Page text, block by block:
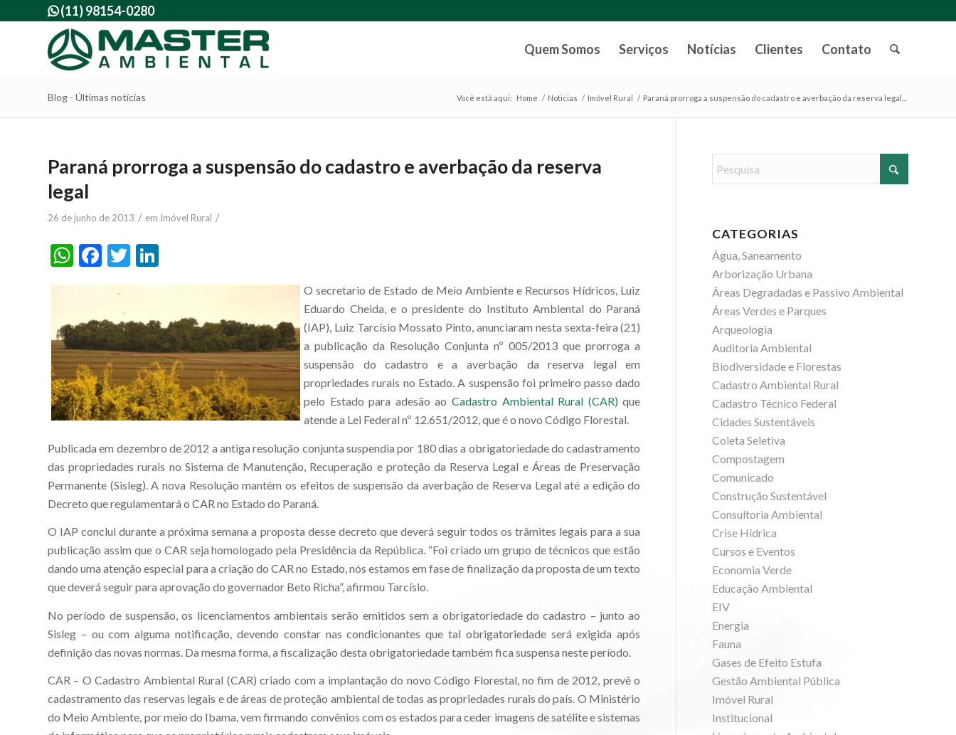
(11) 98154-0280
Quem Somos Serviços Notícias Clientes Contato
Blog - Últimas notícias Você está aqui: Home / Noticias / Imóvel Rural / Paraná prorroga a suspensão do cadastro e averbação da reserva legal...
Paraná prorroga a suspensão do cadastro e averbação da reserva
legal
26 de junho de 2013 / em Imóvel Rural /
WhatsApp
Facebook
Twitter
O secretario de Estado de Meio Ambiente e Recursos Hídricos, Luiz
Eduardo Cheida, e o presidente do Instituto Ambiental do Paraná
(IAP), Luiz Tarcísio Mossato Pinto, anunciaram nesta sexta-feira (21)
a publicação da Resolução Conjunta nº 005/2013 que prorroga a
suspensão do cadastro e a averbação da reserva legal em
propriedades rurais no Estado. A suspensão foi primeiro passo dado
pelo Estado para adesão ao Cadastro Ambiental Rural (CAR)que
atende a Lei Federal nº 12.651/2012, que é o novo Código Florestal.
Publicada em dezembro de 2012 a antiga resolução conjunta suspendia por 180 dias a obrigatoriedade do cadastramento
das propriedades rurais no Sistema de Manutenção, Recuperação e proteção da Reserva Legal e Áreas de Preservação
Permanente (Sisleg). A nova Resolução mantém os efeitos de suspensão da averbação de Reserva Legal até a edição do
Decreto que regulamentará o CAR no Estado do Paraná.
O IAP conclui durante a próxima semana a proposta desse decreto que deverá seguir todos os trâmites legais para a sua
publicação assim que o CAR seja homologado pela Presidência da República. “Foi criado um grupo de técnicos que estão
dando uma atenção especial para a criação do CAR no Estado, nós estamos em fase de finalização da proposta de um texto
que deverá seguir para aprovação do governador Beto Richa”, afirmou Tarcísio.
No período de suspensão, os licenciamentos ambientais serão emitidos sem a obrigatoriedade do cadastro – junto ao
Sisleg – ou com alguma notificação, devendo constar nas condicionantes que tal obrigatoriedade será exigida após
definição das novas normas. Da mesma forma, a fiscalização desta obrigatoriedade também fica suspensa neste período.
CAR – O Cadastro Ambiental Rural (CAR) criado com a implantação do novo Código Florestal, no fim de 2012, prevê o
cadastramento das reservas legais e de áreas de proteção ambiental de todas as propriedades rurais do país. O Ministério
do Meio Ambiente, por meio do Ibama, vem firmando convênios com os estados para ceder imagens de satélite e sistemas
CATEGORIAS
Água, Saneamento
Arborização Urbana
Áreas Degradadas e Passivo Ambiental
Áreas Verdes e Parques
Arqueologia
Auditoria Ambiental
Biodiversidade e Florestas
Cadastro Ambiental Rural
Cadastro Técnico Federal
Cidades Sustentáveis
Coleta Seletiva
Compostagem
Comunicado
Construção Sustentável
Consultoria Ambiental
Crise Hídrica
Cursos e Eventos
Economia Verde
Educação Ambiental
EIV
Energia
Fauna
Gases de Efeito Estufa
Gestão Ambiental Pública
Imóvel Rural
Institucional